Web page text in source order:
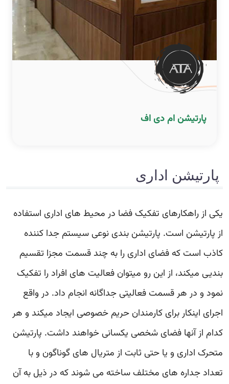
پارتیشن ام دی اف
پارتیشن اداری
یکی از راهکارهای تفکیک فضا در محیط های اداری استفاده
از پارتیشن است. پارتیشن بندی نوعی سیستم جدا کننده
کاذب است که فضای اداری را به چند قسمت مجزا تقسیم
بندیی میکند، از این رو میتوان فعالیت های افراد را تفکیک
نمود و در هر قسمت فعالیتی جداگانه انجام داد. در واقع
اجرای اینکار برای کارمندان حریم خصوصی ایجاد میکند و هر
کدام از آنها فضای شخصی یکسانی خواهند داشت. پارتیشن
متحرک اداری و یا حتی ثابت از متریال های گوناگون و با
تعداد جداره های مختلف ساخته می شوند که در ذیل به آن